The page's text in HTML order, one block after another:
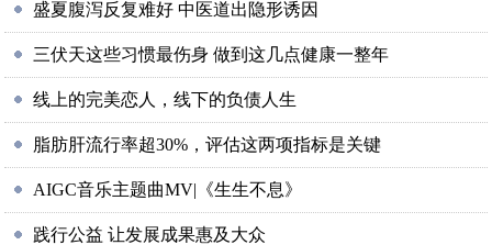
盛夏腹泻反复难好 中医道出隐形诱因
三伏天这些习惯最伤身 做到这几点健康一整年
线上的完美恋人，线下的负债人生
脂肪肝流行率超30%，评估这两项指标是关键
AIGC音乐主题曲MV|《生生不息》
践行公益 让发展成果惠及大众